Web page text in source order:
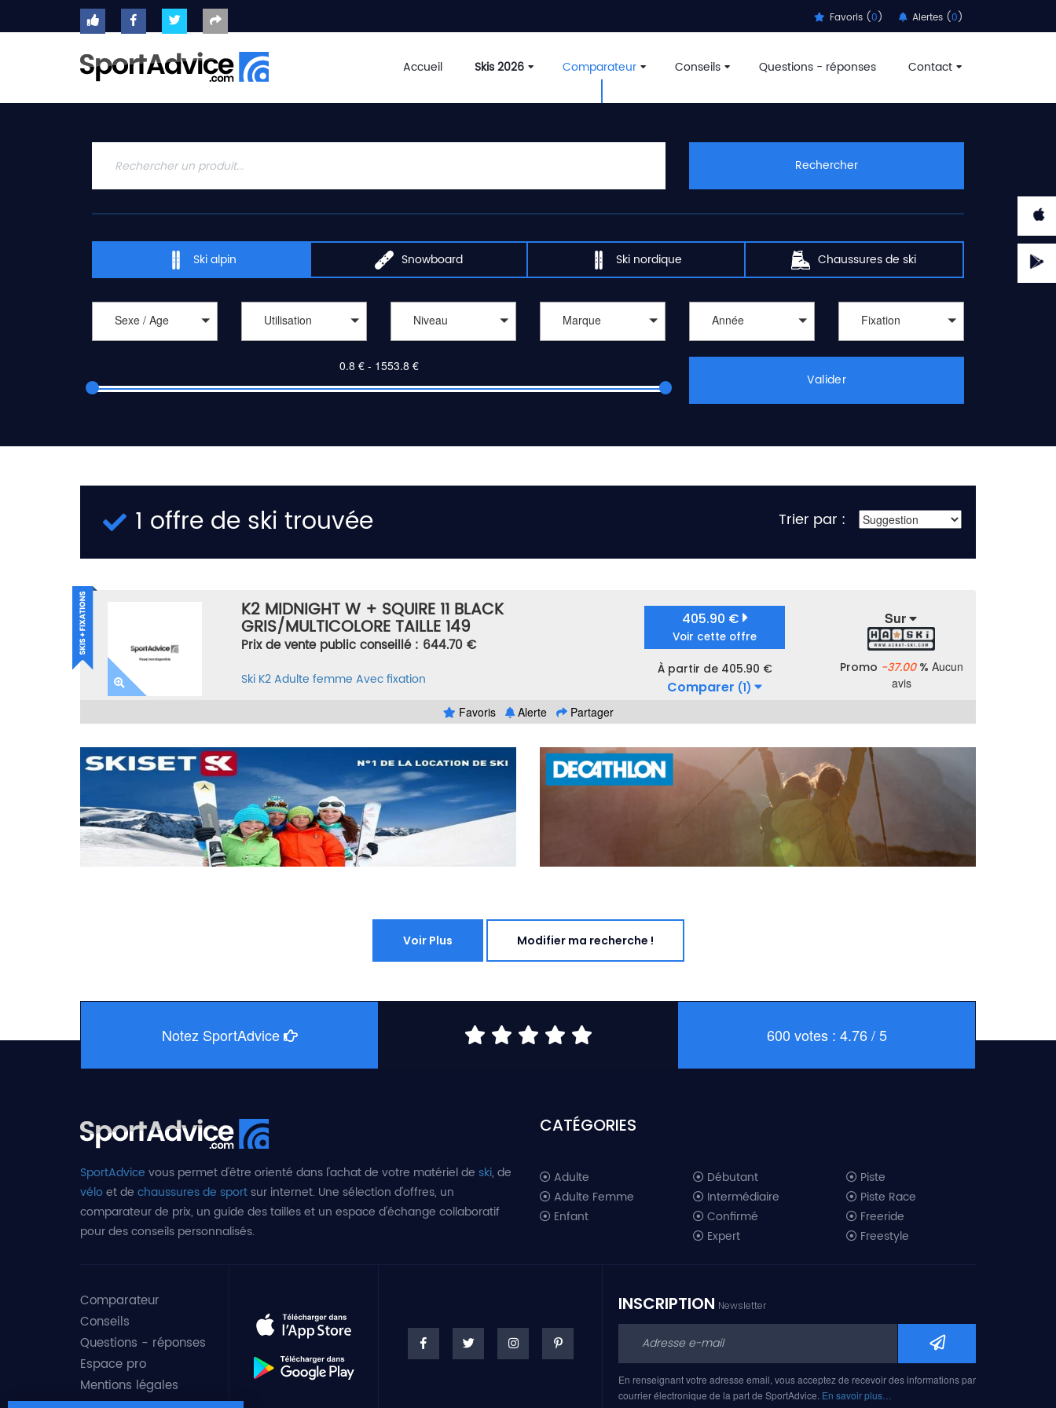
Favoris (0) Alertes (0)
Accueil Skis 2026 Comparateur Conseils Questions - réponses Contact
ACCUEIL
2020
CONSEILS
QUESTIONS
Rechercher
Ski alpin Snowboard Ski nordique Chaussures de ski
Sexe / Age Utilisation Niveau Marque Année Fixation
Valider
1 offre de ski trouvée Trier par :
K2 MIDNIGHT W + SQUIRE 11 BLACK
GRIS/MULTICOLORE TAILLE 149
Prix de vente public conseillé : 644.70 €
Ski K2Adulte femme Avec fixation
405.90 €
Voir cette offre
À partir de 405.90 €
Comparer (1)
Sur
Promo -37.00% Aucun
avis
Favoris
Alerte Partager
Voir Plus Modifier ma recherche !
Notez SportAdvice 600 votes : 4.76 / 5
SportAdvice vous permet d'être orienté dans l'achat de votre matériel de ski, de
véloet de chaussures de sportsur internet. Une sélection d'offres, un
comparateur de prix, un guide des tailles et un espace d'échange collaboratif
pour des conseils personnalisés.
CATÉGORIES
Adulte
Adulte Femme
Enfant
Débutant
Intermédiaire
Confirmé
Expert
Piste
Piste Race
Freeride
Freestyle
Ski freeride 2019
Ski freestyle 2019
Ski AM 2019
Comparateur
Conseils
Questions - réponses
Espace pro
Mentions légales
INSCRIPTION Newsletter
En renseignant votre adresse email, vous acceptez de recevoir des informations par
courrier électronique de la part de SportAdvice. En savoir plus…